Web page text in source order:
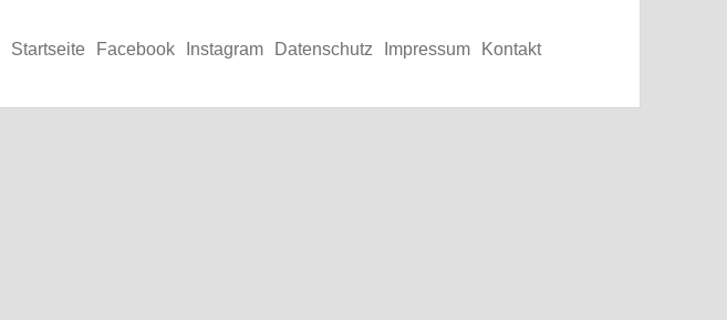
Startseite Facebook Instagram Datenschutz Impressum Kontakt